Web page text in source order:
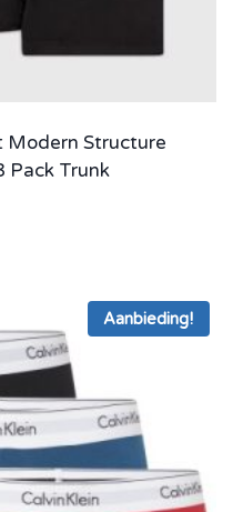
Modern Structure
Pack Trunk
Aanbieding!